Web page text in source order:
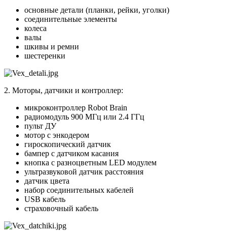
основные детали (планки, рейки, уголки)
соединительные элементы
колеса
валы
шкивы и ремни
шестеренки
2. Моторы, датчики и контроллер:
микроконтроллер Robot Brain
радиомодуль 900 МГц или 2.4 ГГц
пульт ДУ
мотор с энкодером
гироскопический датчик
бампер с датчиком касания
кнопка с разноцветным LED модулем
ультразвуковой датчик расстояния
датчик цвета
набор соединительных кабелей
USB кабель
страховочный кабель